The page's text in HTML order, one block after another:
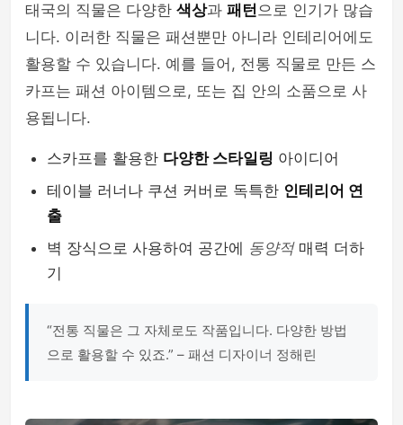
태국의 직물은 다양한 색상과 패턴으로 인기가 많습
니다. 이러한 직물은 패션뿐만 아니라 인테리어에도
활용할 수 있습니다. 예를 들어, 전통 직물로 만든 스
카프는 패션 아이템으로, 또는 집 안의 소품으로 사
용됩니다.
스카프를 활용한 다양한 스타일링 아이디어
테이블 러너나 쿠션 커버로 독특한 인테리어 연
출
벽 장식으로 사용하여 공간에 동양적매력 더하
기
“전통 직물은 그 자체로도 작품입니다. 다양한 방법
으로 활용할 수 있죠.” – 패션 디자이너 정해린